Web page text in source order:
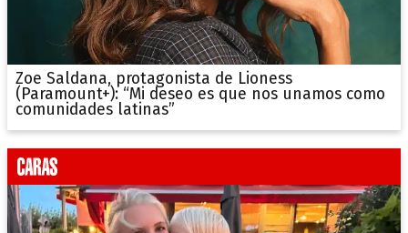
Zoe Saldana, protagonista de Lioness
(Paramount+): “Mi deseo es que nos unamos como
comunidades latinas”